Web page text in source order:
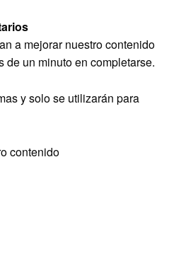
a mejorar nuestro contenido
de un minuto en completarse.
y solo se utilizarán para
contenido